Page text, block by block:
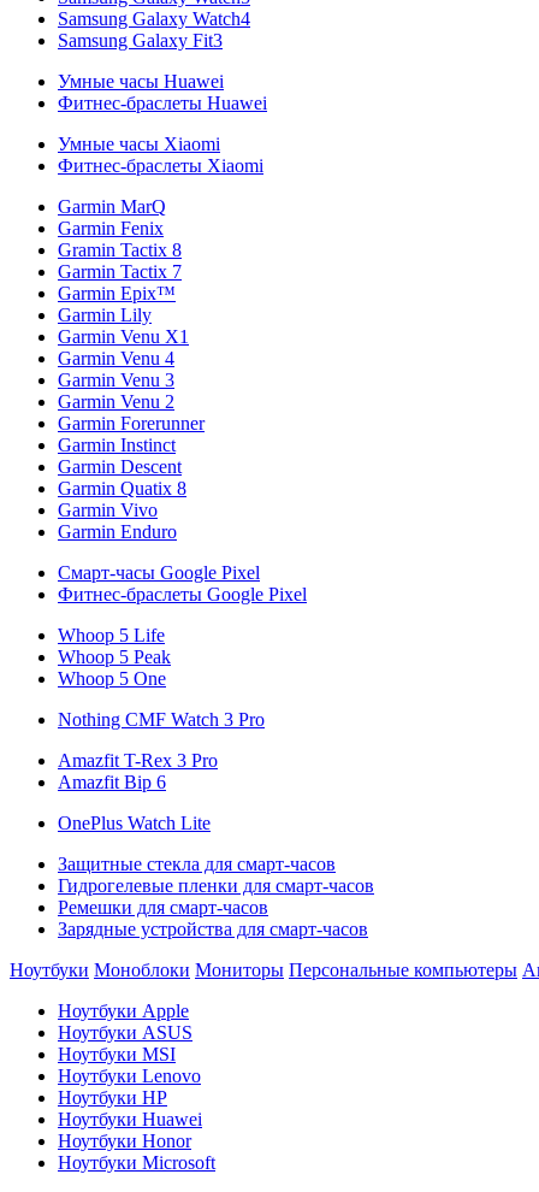
Samsung Galaxy Watch4
Samsung Galaxy Fit3
Умные часы Huawei
Фитнес-браслеты Huawei
Умные часы Xiaomi
Фитнес-браслеты Xiaomi
Garmin MarQ
Garmin Fenix
Gramin Tactix 8
Garmin Tactix 7
Garmin Epix™
Garmin Lily
Garmin Venu X1
Garmin Venu 4
Garmin Venu 3
Garmin Venu 2
Garmin Forerunner
Garmin Instinct
Garmin Descent
Garmin Quatix 8
Garmin Vivo
Garmin Enduro
Смарт-часы Google Pixel
Фитнес-браслеты Google Pixel
Whoop 5 Life
Whoop 5 Peak
Whoop 5 One
Nothing CMF Watch 3 Pro
Amazfit T-Rex 3 Pro
Amazfit Bip 6
OnePlus Watch Lite
Защитные стекла для смарт-часов
Гидрогелевые пленки для смарт-часов
Ремешки для смарт-часов
Зарядные устройства для смарт-часов
Ноутбуки Моноблоки Мониторы Персональные компьютеры
Ноутбуки Apple
Ноутбуки ASUS
Ноутбуки MSI
Ноутбуки Lenovo
Ноутбуки HP
Ноутбуки Huawei
Ноутбуки Honor
Ноутбуки Microsoft